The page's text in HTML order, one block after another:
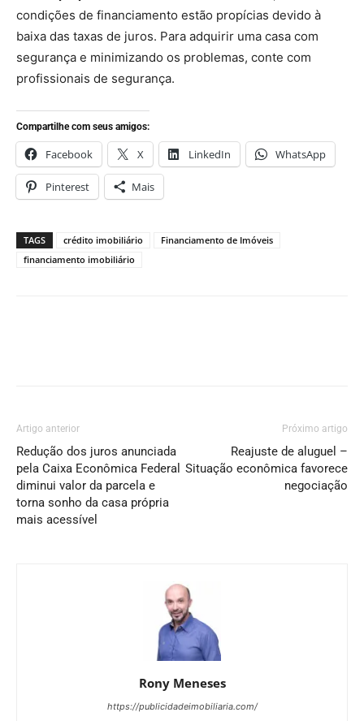
condições de financiamento estão propícias devido à
baixa das taxas de juros. Para adquirir uma casa com
segurança e minimizando os problemas, conte com
profissionais de segurança.
Compartilhe com seus amigos:
Facebook X LinkedIn WhatsApp
Pinterest Mais
TAGS crédito imobiliário
Financiamento de Imóveis
financiamento imobiliário
Artigo anterior
Redução dos juros anunciada
pela Caixa Econômica Federal
diminui valor da parcela e
torna sonho da casa própria
mais acessível
Próximo artigo
Reajuste de aluguel –
Situação econômica favorece
negociação
Rony Meneses
https://publicidadeimobiliaria.com/